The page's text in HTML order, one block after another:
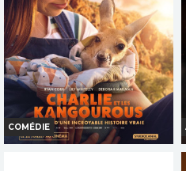
Bande-annonce
Réservation
TOUT PUBLIC
VF
COMÉDIE